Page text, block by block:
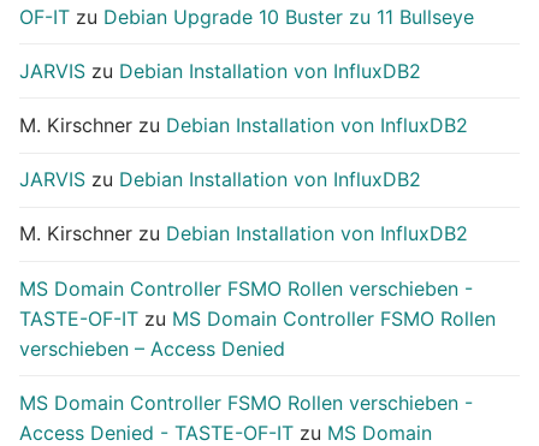
OF-IT zu Debian Upgrade 10 Buster zu 11 Bullseye
JARVIS zu Debian Installation von InfluxDB2
M. Kirschner zu Debian Installation von InfluxDB2
JARVIS zu Debian Installation von InfluxDB2
M. Kirschner zu Debian Installation von InfluxDB2
MS Domain Controller FSMO Rollen verschieben -
TASTE-OF-IT zu MS Domain Controller FSMO Rollen
verschieben – Access Denied
MS Domain Controller FSMO Rollen verschieben -
Access Denied - TASTE-OF-IT zu MS Domain